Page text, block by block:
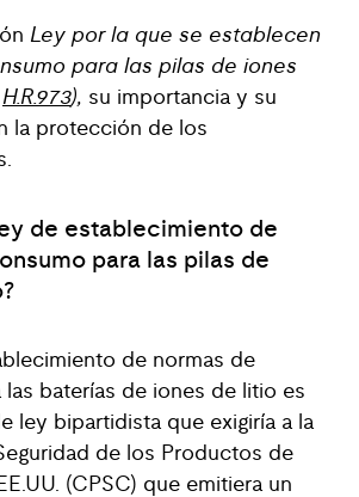
Ley por la que se establecen
para las pilas de iones
H.R.973), su importancia y su
la protección de los
de establecimiento de
para las pilas de
de normas de
las baterías de iones de litio es
ley bipartidista que exigiría a la
de los Productos de
(CPSC) que emitiera un